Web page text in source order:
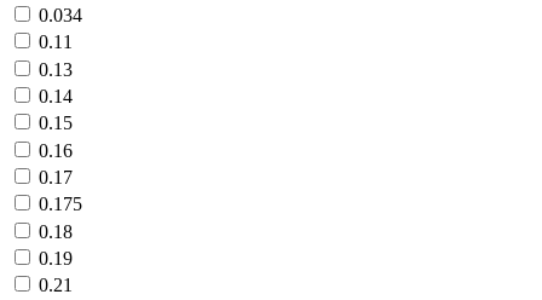
0.034
0.11
0.13
0.14
0.15
0.16
0.17
0.175
0.18
0.19
0.21